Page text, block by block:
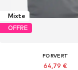
Mixte
OFFRE
FORVERT
64,79 €